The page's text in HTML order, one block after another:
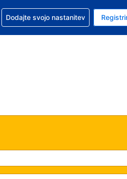
valuta je evro
Vaš trenutni jezik je Slovenščini
za pomoč pri rezervaciji
Dodajte svojo nastanitev